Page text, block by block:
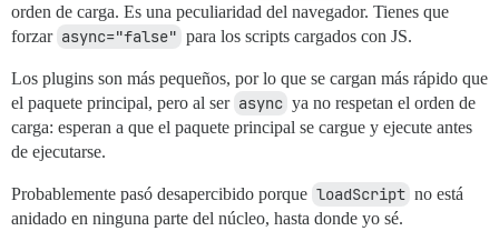
orden de carga. Es una peculiaridad del navegador. Tienes que
forzar async="false" para los scripts cargados con JS.
Los plugins son más pequeños, por lo que se cargan más rápido que
el paquete principal, pero al ser async ya no respetan el orden de
carga: esperan a que el paquete principal se cargue y ejecute antes
de ejecutarse.
Probablemente pasó desapercibido porque loadScript no está
anidado en ninguna parte del núcleo, hasta donde yo sé.